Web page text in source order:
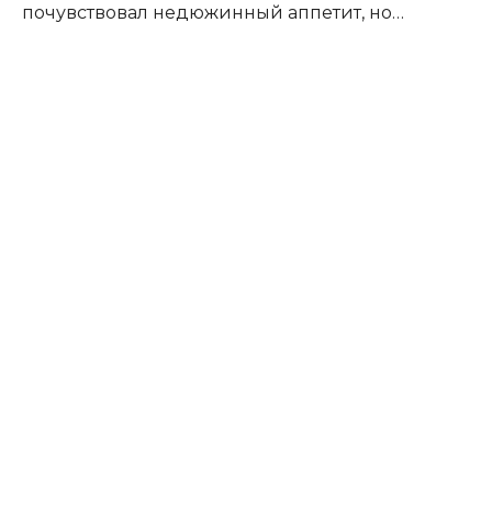
почувствовал недюжинный аппетит, но…